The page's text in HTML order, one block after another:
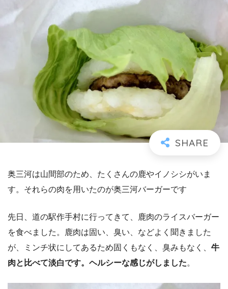
奥三河は山間部のため、たくさんの鹿やイノシシがいま
す。それらの肉を用いたのが奥三河バーガーです
先日、道の駅作手村に行ってきて、鹿肉のライスバーガー
を食べました。鹿肉は固い、臭い、などよく聞きました
が、ミンチ状にしてあるため固くもなく、臭みもなく、 牛
肉と比べて淡白です。ヘルシーな感じがしました。